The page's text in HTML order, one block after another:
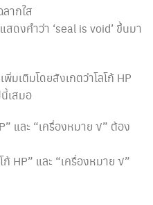
ากใส
ดงคำว่า ‘seal is void’ ขึ้นมา
เติมโดยสังเกตว่าโลโก้ HP
เสมอ
และ “เครื่องหมาย √” ต้อง
ก้ HP” และ “เครื่องหมาย √”